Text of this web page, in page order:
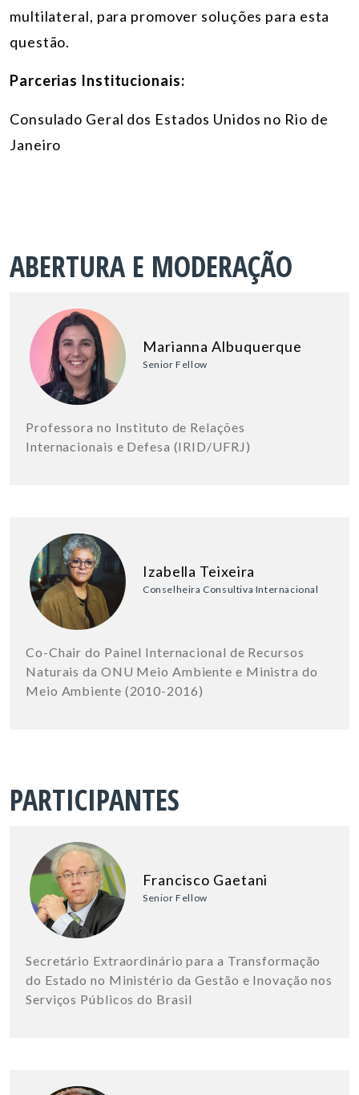
multilateral, para promover soluções para esta
questão.
Parcerias Institucionais:
Consulado Geral dos Estados Unidos no Rio de
Janeiro
ABERTURA E MODERAÇÃO
Marianna Albuquerque
Senior Fellow
Professora no Instituto de Relações
Internacionais e Defesa (IRID/UFRJ)
Izabella Teixeira
Conselheira Consultiva Internacional
Co-Chair do Painel Internacional de Recursos
Naturais da ONU Meio Ambiente e Ministra do
Meio Ambiente (2010-2016)
PARTICIPANTES
Francisco Gaetani
Senior Fellow
Secretário Extraordinário para a Transformação
do Estado no Ministério da Gestão e Inovação nos
Serviços Públicos do Brasil